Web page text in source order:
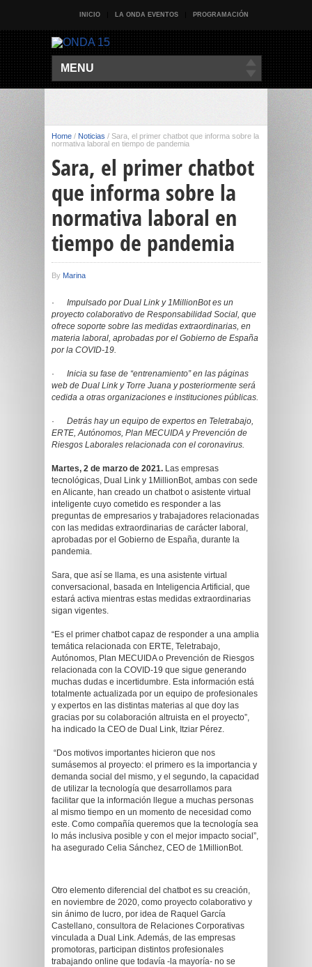
INICIO LA ONDA EVENTOS PROGRAMACIÓN
MENU
Home / Noticias / Sara, el primer chatbot que informa sobre la
normativa laboral en tiempo de pandemia
Sara, el primer chatbot
que informa sobre la
normativa laboral en
tiempo de pandemia
By Marina
· Impulsado por Dual Link y 1MillionBot es un
proyecto colaborativo de Responsabilidad Social, que
ofrece soporte sobre las medidas extraordinarias, en
materia laboral, aprobadas por el Gobierno de España
por la COVID-19.
· Inicia su fase de “entrenamiento” en las páginas
web de Dual Link y Torre Juana y posteriormente será
cedida a otras organizaciones e instituciones públicas.
· Detrás hay un equipo de expertos en Teletrabajo,
ERTE, Autónomos, Plan MECUIDA y Prevención de
Riesgos Laborales relacionada con el coronavirus.
Martes, 2 de marzo de 2021. Las empresas
tecnológicas, Dual Link y 1MillionBot, ambas con sede
en Alicante, han creado un chatbot o asistente virtual
inteligente cuyo cometido es responder a las
preguntas de empresarios y trabajadores relacionadas
con las medidas extraordinarias de carácter laboral,
aprobadas por el Gobierno de España, durante la
pandemia.
Sara, que así se llama, es una asistente virtual
conversacional, basada en Inteligencia Artificial, que
estará activa mientras estas medidas extraordinarias
sigan vigentes.
“Es el primer chatbot capaz de responder a una amplia
temática relacionada con ERTE, Teletrabajo,
Autónomos, Plan MECUIDA o Prevención de Riesgos
relacionada con la COVID-19 que sigue generando
muchas dudas e incertidumbre. Esta información está
totalmente actualizada por un equipo de profesionales
y expertos en las distintas materias al que doy las
gracias por su colaboración altruista en el proyecto”,
ha indicado la CEO de Dual Link, Itziar Pérez.
“Dos motivos importantes hicieron que nos
sumásemos al proyecto: el primero es la importancia y
demanda social del mismo, y el segundo, la capacidad
de utilizar la tecnología que desarrollamos para
facilitar que la información llegue a muchas personas
al mismo tiempo en un momento de necesidad como
este. Como compañía queremos que la tecnología sea
lo más inclusiva posible y con el mejor impacto social”,
ha asegurado Celia Sánchez, CEO de 1MillionBot.
Otro elemento diferencial del chatbot es su creación,
en noviembre de 2020, como proyecto colaborativo y
sin ánimo de lucro, por idea de Raquel García
Castellano, consultora de Relaciones Corporativas
vinculada a Dual Link. Además, de las empresas
promotoras, participan distintos profesionales
trabajando online que todavía -la mayoría- no se